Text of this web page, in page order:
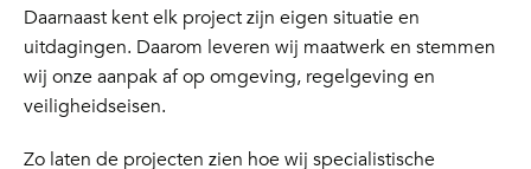
Daarnaast kent elk project zijn eigen situatie en
uitdagingen. Daarom leveren wij maatwerk en stemmen
wij onze aanpak af op omgeving, regelgeving en
veiligheidseisen.
Zo laten de projecten zien hoe wij specialistische